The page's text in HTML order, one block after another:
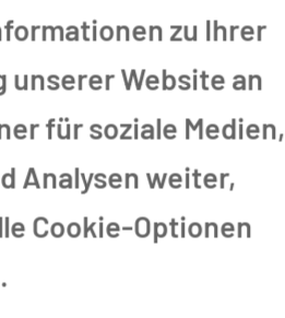
ein? Darauf
die
der Region
und zukünftige
zu Ihrer
unserer Website an
für soziale Medien,
Analysen weiter,
Cookie-Optionen